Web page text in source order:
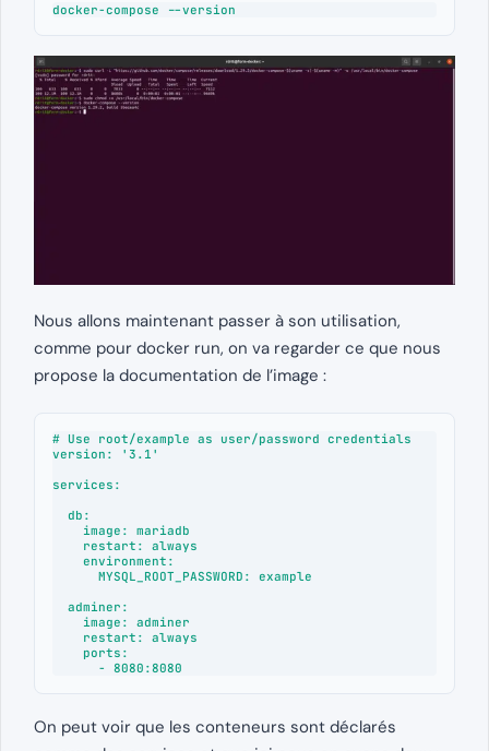
docker-compose --version
Nous allons maintenant passer à son utilisation,
comme pour docker run, on va regarder ce que nous
propose la documentation de l’image :
# Use root/example as user/password credentials
version: '3.1'
services:
      - 8080:8080
On peut voir que les conteneurs sont déclarés